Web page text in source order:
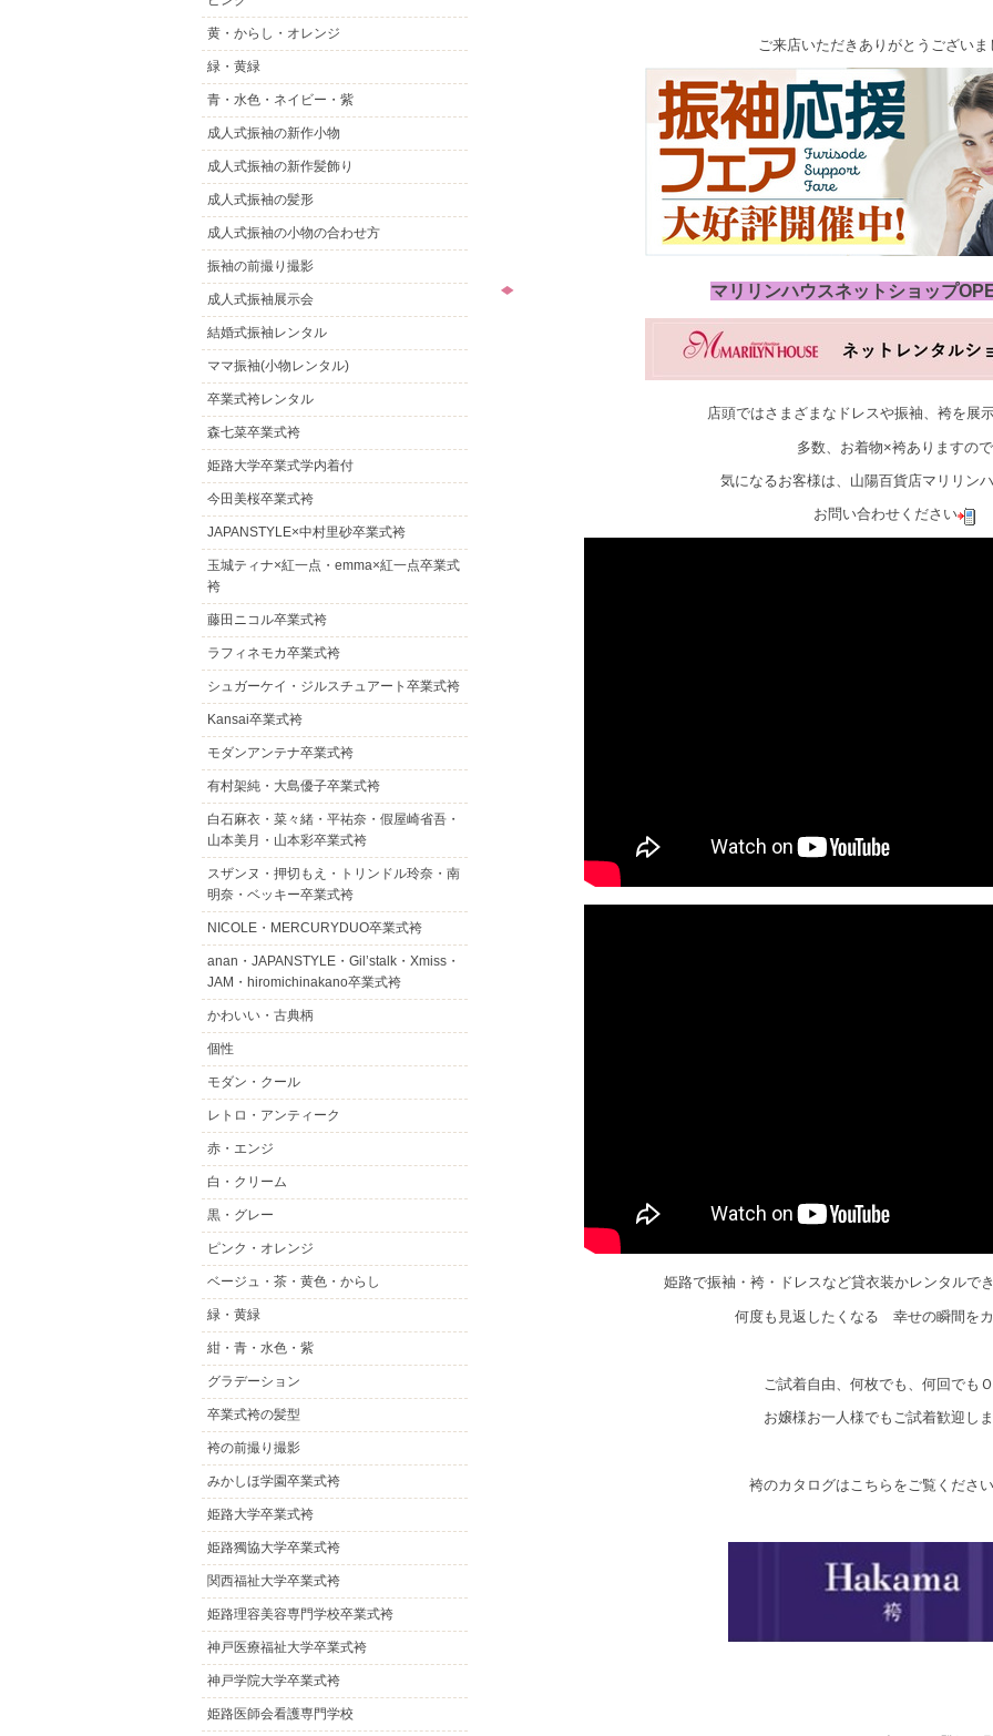
ご来店いただきありがとうございま
マリリンハウスネットショップ
店頭ではさまざまなドレスや振袖、袴を展
多数、お着物×袴ありますので
気になるお客様は、山陽百貨店マリリン
お問い合わせください
姫路で振袖・袴・ドレスなど貸衣装かレンタルで
何度も見返したくなる 幸せの瞬間を
ご試着自由、何枚でも、何回でも
お嬢様お一人様でもご試着歓迎し
袴のカタログはこちらをご覧くださ
黄・からし・オレンジ
緑・黄緑
青・水色・ネイビー・紫
成人式振袖の新作小物
成人式振袖の新作髪飾り
成人式振袖の髪形
成人式振袖の小物の合わせ方
振袖の前撮り撮影
成人式振袖展示会
結婚式振袖レンタル
ママ振袖(小物レンタル)
卒業式袴レンタル
森七菜卒業式袴
姫路大学卒業式学内着付
今田美桜卒業式袴
JAPANSTYLE×中村里砂卒業式袴
玉城ティナ×紅一点・emma×紅一点卒業式
袴
藤田ニコル卒業式袴
ラフィネモカ卒業式袴
シュガーケイ・ジルスチュアート卒業式袴
Kansai卒業式袴
モダンアンテナ卒業式袴
有村架純・大島優子卒業式袴
白石麻衣・菜々緒・平祐奈・假屋崎省吾・
山本美月・山本彩卒業式袴
スザンヌ・押切もえ・トリンドル玲奈・南
明奈・ベッキー卒業式袴
NICOLE・MERCURYDUO卒業式袴
anan・JAPANSTYLE・Gil’stalk・Xmiss・
JAM・hiromichinakano卒業式袴
かわいい・古典柄
個性
モダン・クール
レトロ・アンティーク
赤・エンジ
白・クリーム
黒・グレー
ピンク・オレンジ
ベージュ・茶・黄色・からし
緑・黄緑
紺・青・水色・紫
グラデーション
卒業式袴の髪型
袴の前撮り撮影
みかしほ学園卒業式袴
姫路大学卒業式袴
姫路獨協大学卒業式袴
関西福祉大学卒業式袴
姫路理容美容専門学校卒業式袴
神戸医療福祉大学卒業式袴
神戸学院大学卒業式袴
姫路医師会看護専門学校